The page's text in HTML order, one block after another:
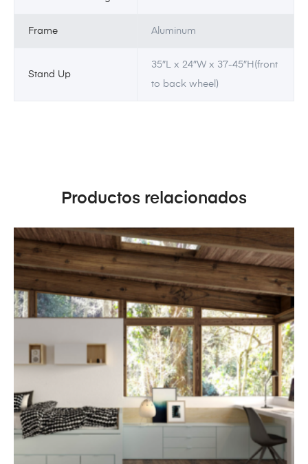
Frame Aluminum
Stand Up
35″L x 24″W x 37-45″H(front
to back wheel)
Productos relacionados